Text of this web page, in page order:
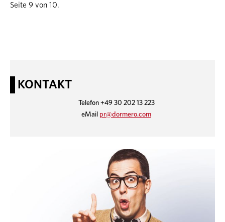
Seite 9 von 10.
KONTAKT
Telefon +49 30 202 13 223
eMail pr@dormero.com